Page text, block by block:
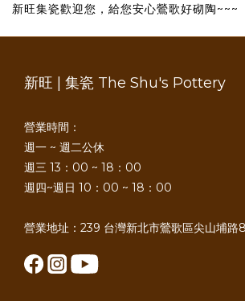
新旺集瓷歡迎您，給您安心鶯歌好砌陶~~~
新旺 | 集瓷 The Shu's Pottery
營業時間：
週一 ~ 週二公休
週三 13：00 ~ 18：00
週四~週日 10：00 ~ 18：00
營業地址：239 台灣新北市鶯歌區尖山埔路